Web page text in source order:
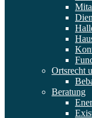
Ortsrecht
Beratung